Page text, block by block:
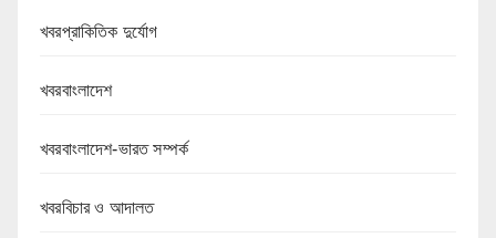
খবরপ্রাকিতিক দুর্যোগ
খবরবাংলাদেশ
খবরবাংলাদেশ-ভারত সম্পর্ক
খবরবিচার ও আদালত